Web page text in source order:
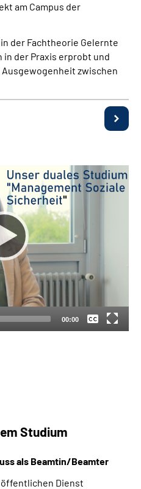
am Campus der
der Fachtheorie Gelernte
in der Praxis erprobt und
zwischen
00:00
Keine
Studium
als Beamtin/Beamter
öffentlichen Dienst